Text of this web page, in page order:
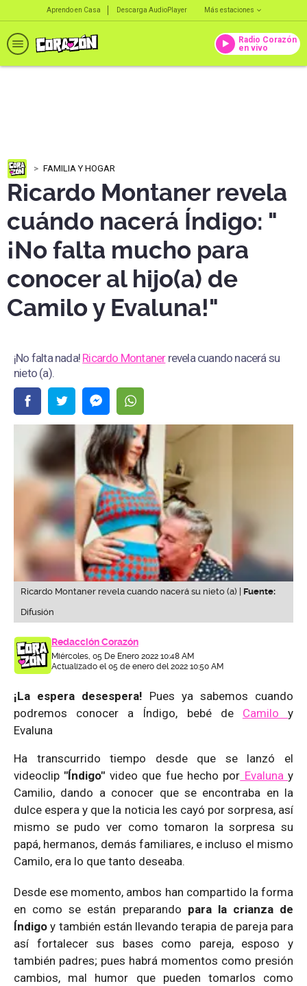
Aprendo en Casa Descarga AudioPlayer Más estaciones
Radio Corazón
en vivo
FAMILIA Y HOGAR
Ricardo Montaner revela
cuándo nacerá Índigo: "
¡No falta mucho para
conocer al hijo(a) de
Camilo y Evaluna!"
¡No falta nada! Ricardo Montanerrevela cuando nacerá su
nieto (a).
Ricardo Montaner revela cuando nacerá su nieto (a) | Fuente:
Difusión
Redacción Corazón
Miércoles, 05 De Enero 2022 10:48 AM
Actualizado el 05 de enero del 2022 10:50 AM
¡La espera desespera! Pues ya sabemos cuando
podremos conocer a Índigo, bebé de Camiloy
Evaluna
Ha transcurrido tiempo desde que se lanzó el
videoclip "Índigo" video que fue hecho por Evaluna y
Camilio, dando a conocer que se encontraba en la
dulce espera y que la noticia les cayó por sorpresa, así
mismo se pudo ver como tomaron la sorpresa su
papá, hermanos, demás familiares, e incluso el mismo
Camilo, era lo que tanto deseaba.
Desde ese momento, ambos han compartido la forma
en como se están preparando para la crianza de
Índigo y también están llevando terapia de pareja para
así fortalecer sus bases como pareja, esposo y
también padres; pues habrá momentos como presión
cambios, mal humor que pueden tomarlos como